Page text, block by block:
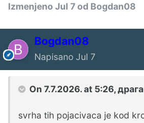
Izmenjeno Jul 7od Bogdan08
Bogdan08
Napisano Jul 7
On 7.7.2026. at 5:26,
svrha tih pojacivaca je kod